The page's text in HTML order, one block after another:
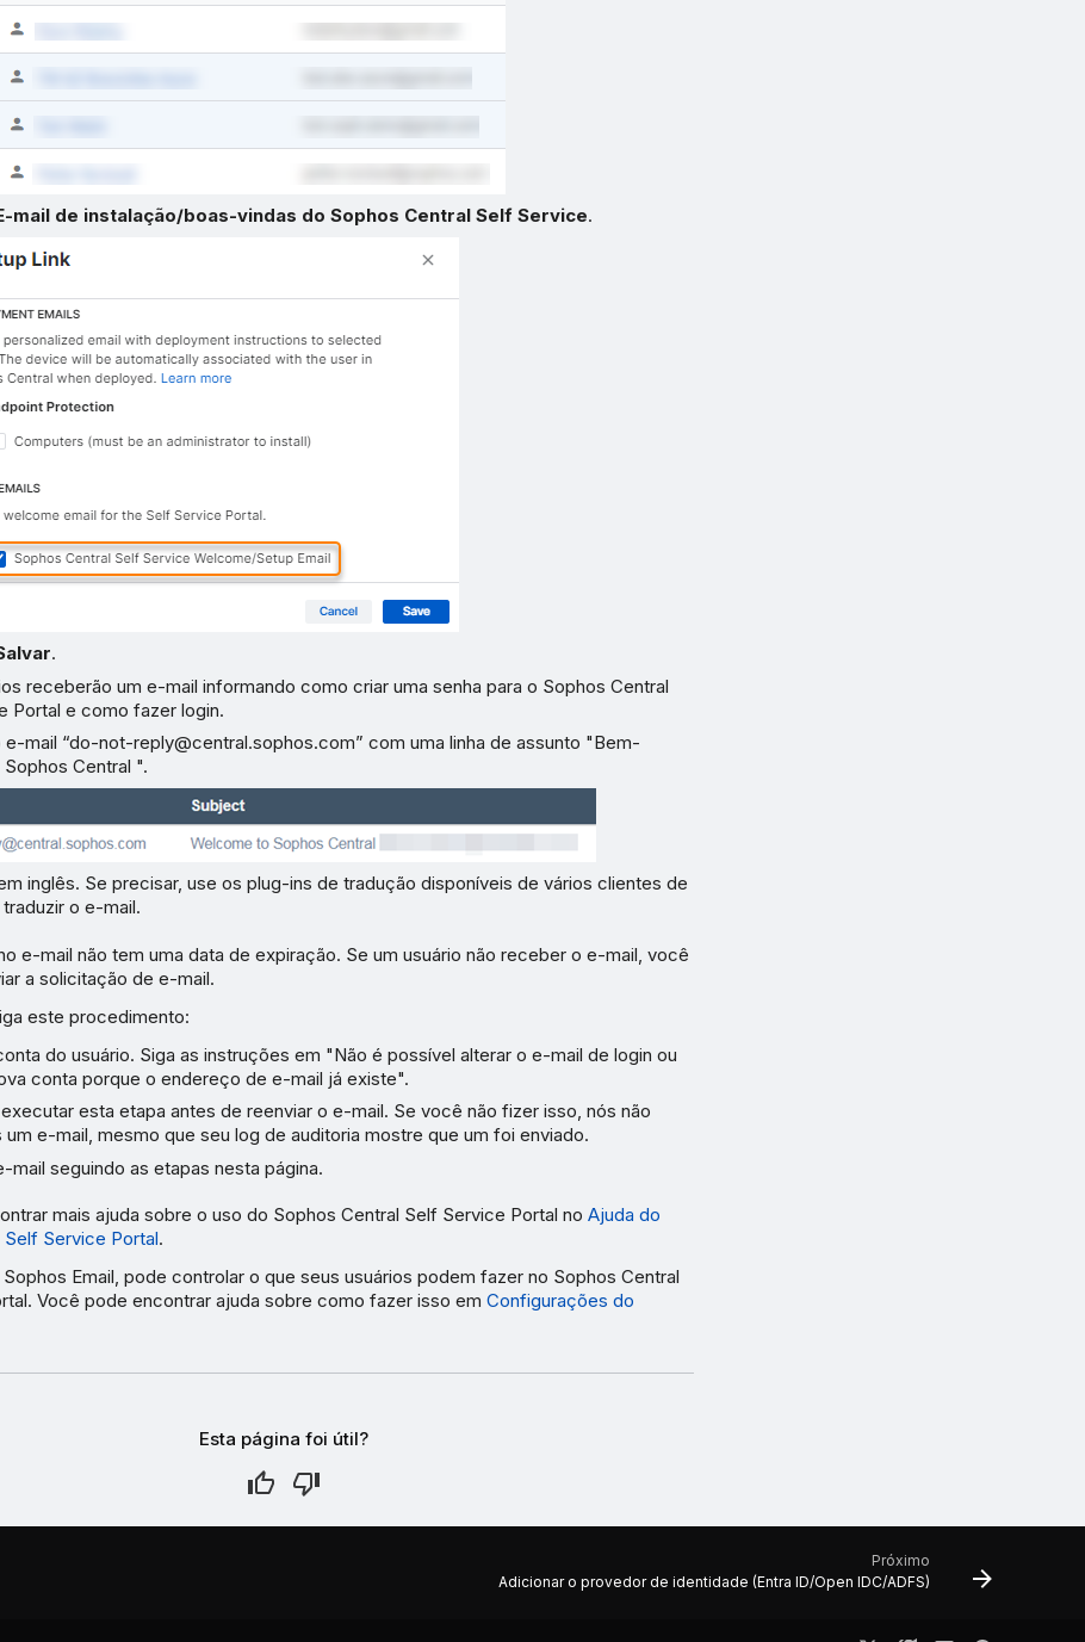
mail de instalação/boas-vindas do Sophos Central Self Service.
.
receberão um e-mail informando como criar uma senha para o Sophos Central
Portal e como fazer login.
e-mail “do-not-reply@central.sophos.com” com uma linha de assunto "Bem-
Central ".
inglês. Se precisar, use os plug-ins de tradução disponíveis de vários clientes de
o e-mail.
e-mail não tem uma data de expiração. Se um usuário não receber o e-mail, você
a solicitação de e-mail.
este procedimento:
do usuário. Siga as instruções em "Não é possível alterar o e-mail de login ou
conta porque o endereço de e-mail já existe".
esta etapa antes de reenviar o e-mail. Se você não fizer isso, nós não
um e-mail, mesmo que seu log de auditoria mostre que um foi enviado.
mail seguindo as etapas nesta página.
mais ajuda sobre o uso do Sophos Central Self Service Portal no Ajuda do
Service Portal.
Email, pode controlar o que seus usuários podem fazer no Sophos Central
Você pode encontrar ajuda sobre como fazer isso em Configurações do
Esta página foi útil?
Próximo
Adicionar o provedor de identidade (Entra ID/Open IDC/ADFS)